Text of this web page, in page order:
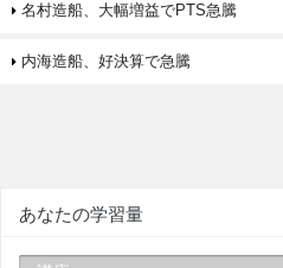
名村造船、大幅増益でPTS急騰
内海造船、好決算で急騰
あなたの学習量